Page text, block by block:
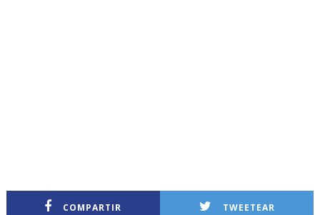
COMPARTIR TWEETEAR